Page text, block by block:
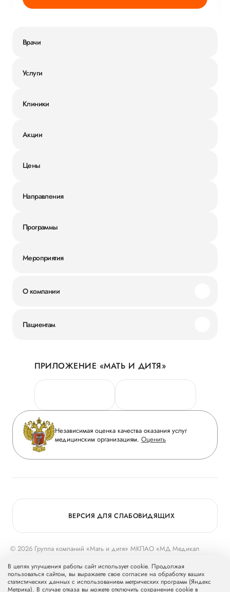
Врачи
Услуги
Клиники
Акции
Цены
Направления
Программы
Мероприятия
О компании
Новости
Руководство
Сотрудничество
Инвесторам
Журнал «Мать и дитя»
Вакансии
Медицинский туризм
Пациентам
Личный кабинет
Персональные данные
Горячая линия качества
Вопрос-ответ
Приложение пациента
Статьи
ПРИЛОЖЕНИЕ «МАТЬ И ДИТЯ»
Независимая оценка качества оказания услуг
медицинским организациям. Оценить
© 2026 Группа компаний «Мать и дитя» МКПАО «МД Медикал
Группу компаний «Мать и дитя».
ВЕРСИЯ ДЛЯ СЛАБОВИДЯЩИХ
В целях улучшения работы сайт использует cookie. Продолжая
пользоваться сайтом, вы выражаете свое согласие на обработку ваших
статистических данных с использованием метрических программ (Яндекс
Метрика). В случае отказа вы можете отключить сохранение cookie в